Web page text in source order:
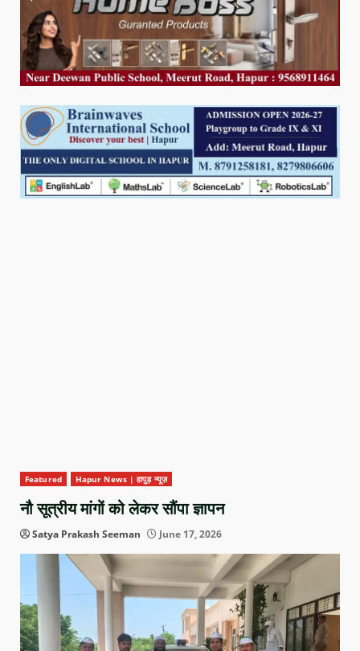
Featured Hapur News | हापुड़ न्यूज़
नौ सूत्रीय मांगों को लेकर सौंपा ज्ञापन
Satya Prakash Seeman June 17, 2026